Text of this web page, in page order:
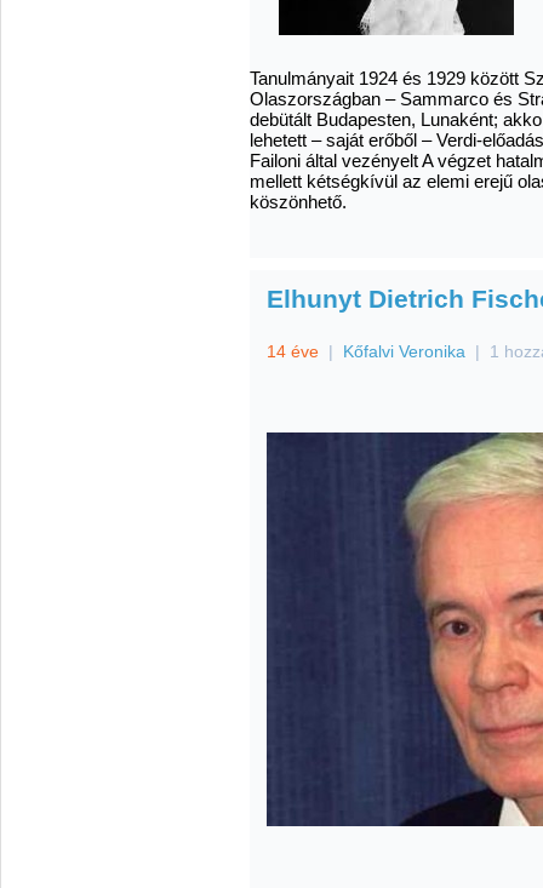
Tanulmányait 1924 és 1929 között
Olaszországban – Sammarco és
debütált Budapesten, Lunaként;
lehetett – saját erőből – Verdi-
Failoni által vezényelt A végzet
mellett kétségkívül az elemi erejű
köszönhető.
Elhunyt Dietrich
14 éve | Kőfalvi Veronika | 1